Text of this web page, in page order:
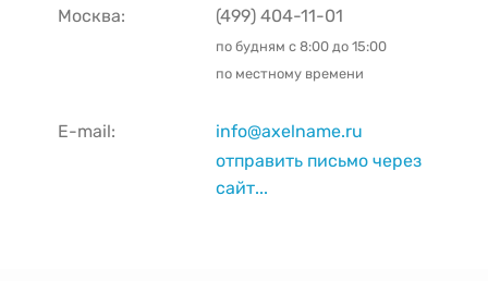
Москва: (499) 404-11-01
по будням с 8:00 до 15:00
по местному времени
E-mail:
info@axelname.ru
отправить письмо через
сайт...